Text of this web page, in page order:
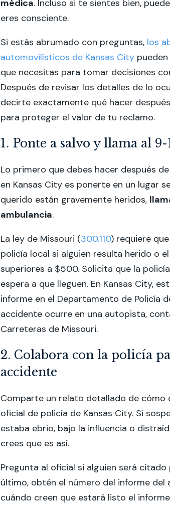
médica. Incluso si te sientes bien,
eres consciente.
Si estás abrumado con preguntas, los
automovilísticos de Kansas City
que necesitas para tomar decisiones
Después de revisar los detalles de lo
decirte exactamente qué hacer
para proteger el valor de tu reclamo.
1. Ponte a salvo y llama al 9-
Lo primero que debes hacer después
en Kansas City es ponerte en un lugar
querido están gravemente heridos,
ambulancia.
La ley de Missouri (300.110) requiere
policía local si alguien resulta herido o
superiores a $500. Solicita que la
espera a que lleguen. En Kansas City,
informe en el Departamento de Policía
accidente ocurre en una autopista,
Carreteras de Missouri.
2. Colabora con la policía
accidente
Comparte un relato detallado de cómo
oficial de policía de Kansas City. Si
estaba ebrio, bajo la influencia o
crees que es así.
Pregunta al oficial si alguien será
último, obtén el número del informe
cuándo creen que estará listo el